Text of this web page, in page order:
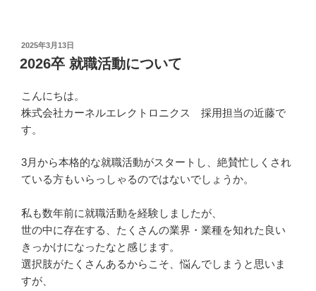
投
稿
日:
2025年3月13日
2026卒 就職活動について
こんにちは。
株式会社カーネルエレクトロニクス 採用担当の近藤で
す。
3月から本格的な就職活動がスタートし、絶賛忙しくされ
ている方もいらっしゃるのではないでしょうか。
私も数年前に就職活動を経験しましたが、
世の中に存在する、たくさんの業界・業種を知れた良い
きっかけになったなと感じます。
選択肢がたくさんあるからこそ、悩んでしまうと思いま
すが、